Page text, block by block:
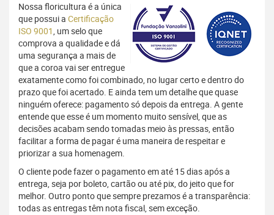
Nossa floricultura é a única
que possui a Certificação
ISO 9001, um selo que
comprova a qualidade e dá
uma segurança a mais de
que a coroa vai ser entregue
exatamente como foi combinado, no lugar certo e dentro do
prazo que foi acertado. E ainda tem um detalhe que quase
ninguém oferece: pagamento só depois da entrega. A gente
entende que esse é um momento muito sensível, que as
decisões acabam sendo tomadas meio às pressas, então
facilitar a forma de pagar é uma maneira de respeitar e
priorizar a sua homenagem.
O cliente pode fazer o pagamento em até 15 dias após a
entrega, seja por boleto, cartão ou até pix, do jeito que for
melhor. Outro ponto que sempre prezamos é a transparência:
todas as entregas têm nota fiscal, sem exceção.